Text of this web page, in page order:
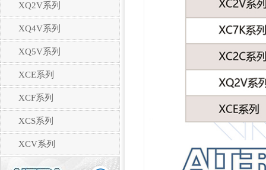
XQ2V系列
XQ4V系列
XQ5V系列
XCE系列
XCF系列
XCS系列
XCV系列